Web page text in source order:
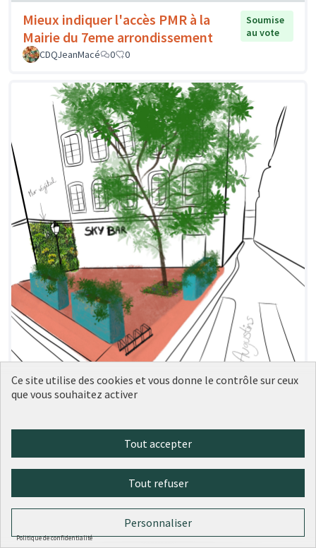
Mieux indiquer l'accès PMR à la
Mairie du 7eme arrondissement
Soumise
au vote
CDQJeanMacé
0 0
Replantons l'arbre et végétalisons le
croisement Flandrin/Augustins !
0
Ce site utilise des cookies et vous donne le contrôle sur ceux
que vous souhaitez activer
Tout accepter
Tout refuser
Personnaliser
Politique de confidentialité